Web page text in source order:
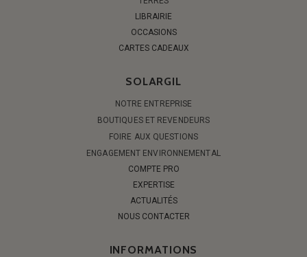
LIBRAIRIE
OCCASIONS
CARTES CADEAUX
SOLARGIL
NOTRE ENTREPRISE
BOUTIQUES ET REVENDEURS
FOIRE AUX QUESTIONS
ENGAGEMENT ENVIRONNEMENTAL
COMPTE PRO
EXPERTISE
ACTUALITÉS
NOUS CONTACTER
INFORMATIONS